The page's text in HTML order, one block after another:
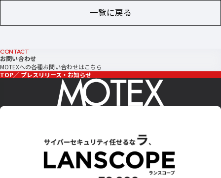
一覧に戻る
CONTACT
お問い合わせ
MOTEXへの各種お問い合わせはこちら
TOP
プレスリリース・お知らせ